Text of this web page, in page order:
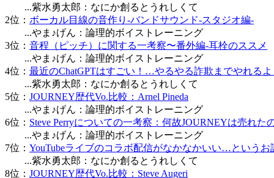
...紫水勇太郎：なにか創るとうれしくて
2位： ボーカル目線の音作り-バンドサウンド-スタジオ編-
...やま♪げん：論理的ボイストレーニング
3位： 音程（ピッチ）に関する一考察〜番外編-耳栓のススメ
...やま♪げん：論理的ボイストレーニング
4位： 最近のChatGPTはすごい！…やるやる詐欺までやれるよ
...紫水勇太郎：なにか創るとうれしくて
5位： JOURNEY歴代Vo.比較：Arnel Pineda
...やま♪げん：論理的ボイストレーニング
6位： Steve Perryについての一考察：何故JOURNEYは売れた
...やま♪げん：論理的ボイストレーニング
7位： YouTubeライブのコラボ配信がなかなかいい…というお
...紫水勇太郎：なにか創るとうれしくて
8位： JOURNEY歴代Vo.比較：Steve Augeri